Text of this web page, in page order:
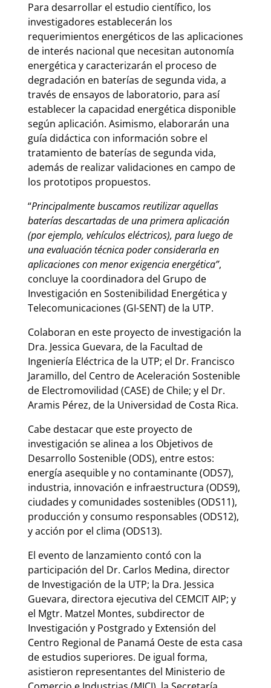
Para desarrollar el estudio científico, los
investigadores establecerán los
requerimientos energéticos de las aplicaciones
de interés nacional que necesitan autonomía
energética y caracterizarán el proceso de
degradación en baterías de segunda vida, a
través de ensayos de laboratorio, para así
establecer la capacidad energética disponible
según aplicación. Asimismo, elaborarán una
guía didáctica con información sobre el
tratamiento de baterías de segunda vida,
además de realizar validaciones en campo de
los prototipos propuestos.
“Principalmente buscamos reutilizar aquellas
baterías descartadas de una primera aplicación
(por ejemplo, vehículos eléctricos), para luego de
una evaluación técnica poder considerarla en
aplicaciones con menor exigencia energética”,
concluye la coordinadora del Grupo de
Investigación en Sostenibilidad Energética y
Telecomunicaciones (GI-SENT) de la UTP.
Colaboran en este proyecto de investigación la
Dra. Jessica Guevara, de la Facultad de
Ingeniería Eléctrica de la UTP; el Dr. Francisco
Jaramillo, del Centro de Aceleración Sostenible
de Electromovilidad (CASE) de Chile; y el Dr.
Aramis Pérez, de la Universidad de Costa Rica.
Cabe destacar que este proyecto de
investigación se alinea a los Objetivos de
Desarrollo Sostenible (ODS), entre estos:
energía asequible y no contaminante (ODS7),
industria, innovación e infraestructura (ODS9),
ciudades y comunidades sostenibles (ODS11),
producción y consumo responsables (ODS12),
y acción por el clima (ODS13).
El evento de lanzamiento contó con la
participación del Dr. Carlos Medina, director
de Investigación de la UTP; la Dra. Jessica
Guevara, directora ejecutiva del CEMCIT AIP; y
el Mgtr. Matzel Montes, subdirector de
Investigación y Postgrado y Extensión del
Centro Regional de Panamá Oeste de esta casa
de estudios superiores. De igual forma,
asistieron representantes del Ministerio de